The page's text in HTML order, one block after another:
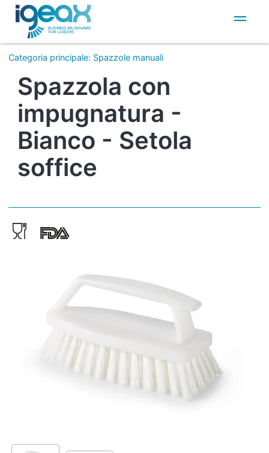
IT
EN
Categoria principale: Spazzole manuali
Spazzola con
impugnatura -
Bianco - Setola
soffice